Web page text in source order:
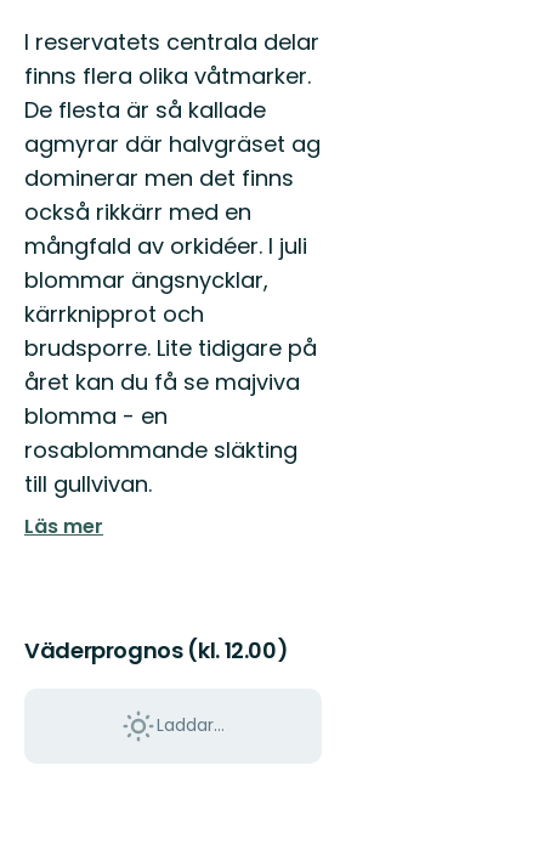
I reservatets centrala delar
finns flera olika våtmarker.
De flesta är så kallade
agmyrar där halvgräset ag
dominerar men det finns
också rikkärr med en
mångfald av orkidéer. I juli
blommar ängsnycklar,
kärrknipprot och
brudsporre. Lite tidigare på
året kan du få se majviva
blomma - en
rosablommande släkting
till gullvivan.
Läs mer
Väderprognos (kl. 12.00)
Laddar...